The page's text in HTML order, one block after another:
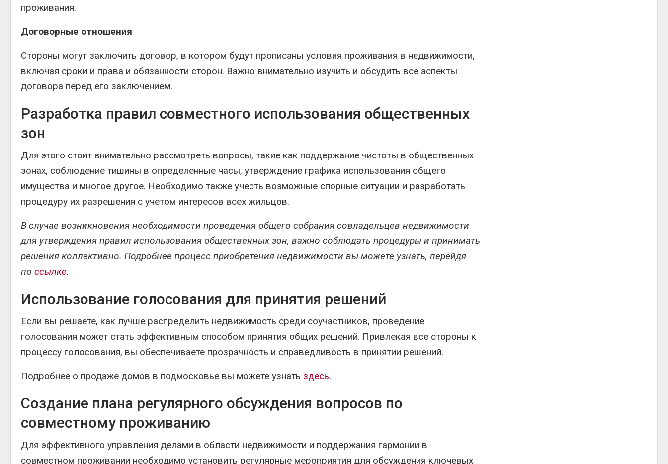
проживания.
Договорные отношения
Стороны могут заключить договор, в котором будут прописаны условия проживания в недвижимости,
включая сроки и права и обязанности сторон. Важно внимательно изучить и обсудить все аспекты
договора перед его заключением.
Разработка правил совместного использования общественных
зон
Для этого стоит внимательно рассмотреть вопросы, такие как поддержание чистоты в общественных
зонах, соблюдение тишины в определенные часы, утверждение графика использования общего
имущества и многое другое. Необходимо также учесть возможные спорные ситуации и разработать
процедуру их разрешения с учетом интересов всех жильцов.
В случае возникновения необходимости проведения общего собрания совладельцев недвижимости
для утверждения правил использования общественных зон, важно соблюдать процедуры и принимать
решения коллективно. Подробнее процесс приобретения недвижимости вы можете узнать, перейдя
по ссылке.
Использование голосования для принятия решений
Если вы решаете, как лучше распределить недвижимость среди соучастников, проведение
голосования может стать эффективным способом принятия общих решений. Привлекая все стороны к
процессу голосования, вы обеспечиваете прозрачность и справедливость в принятии решений.
Подробнее о продаже домов в подмосковье вы можете узнать здесь.
Создание плана регулярного обсуждения вопросов по
совместному проживанию
Для эффективного управления делами в области недвижимости и поддержания гармонии в
совместном проживании необходимо установить регулярные мероприятия для обсуждения ключевых